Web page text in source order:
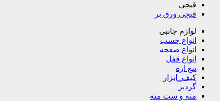
قیچی
قیچی ورق بر
لوازم جانبی
انواع چسب
انواع صفحه
انواع قفل
تیغ اره
کیف_ابزار
گردبر
مته و ست مته